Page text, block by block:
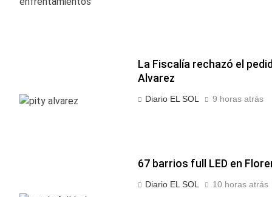
La Fiscalía rechazó el
Alvarez
Diario EL SOL 9 horas atrás
67 barrios full LED en
Diario EL SOL 10 horas atrás